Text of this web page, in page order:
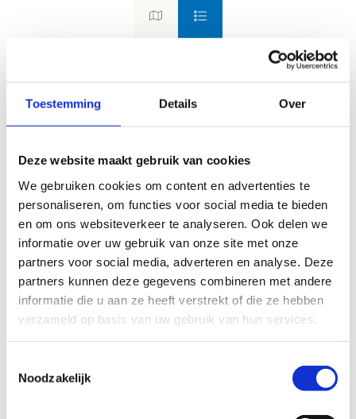
Toestemming Details Over
Deze website maakt gebruik van cookies
We gebruiken cookies om content en advertenties te
personaliseren, om functies voor social media te bieden
en om ons websiteverkeer te analyseren. Ook delen we
informatie over uw gebruik van onze site met onze
partners voor social media, adverteren en analyse. Deze
partners kunnen deze gegevens combineren met andere
informatie die u aan ze heeft verstrekt of die ze hebben
verzameld op basis van uw gebruik van hun services.
Noodzakelijk